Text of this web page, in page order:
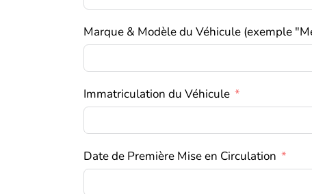
Marque & Modèle du Véhicule (exemple
Immatriculation du Véhicule
Date de Première Mise en Circulation